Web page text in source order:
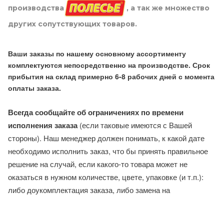
производства
, а так же множество
других сопутствующих товаров.
Ваши заказы по нашему основному ассортименту
комплектуются непосредственно на производстве. Срок
прибытия на склад примерно 6-8 рабочих дней с момента
оплаты заказа.
Всегда сообщайте об ограничениях по времени
исполнения заказа(если таковые имеются с Вашей
стороны). Наш менеджер должен понимать, к какой дате
необходимо исполнить заказ, что бы принять правильное
решение на случай, если какого-то товара может не
оказаться в нужном количестве, цвете, упаковке (и т.п.):
либо доукомплектация заказа, либо замена на